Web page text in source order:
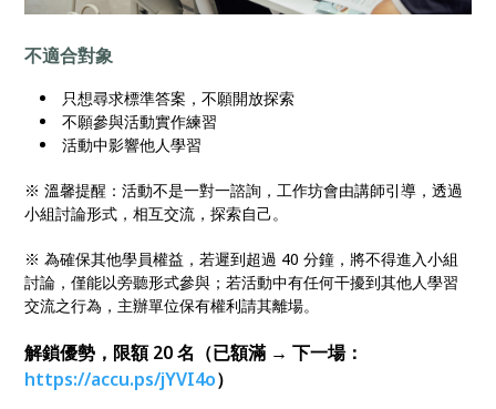
不適合對象
只想尋求標準答案，不願開放探索
不願參與活動實作練習
活動中影響他人學習
※ 溫馨提醒：活動不是一對一諮詢，工作坊會由講師引導，透過
小組討論形式，相互交流，探索自己。
※ 為確保其他學員權益，若遲到超過 40 分鐘，將不得進入小組
討論，僅能以旁聽形式參與；若活動中有任何干擾到其他人學習
交流之行為，主辦單位保有權利請其離場。
解鎖優勢，限額 20 名（已額滿 → 下一場：
https://accu.ps/jYVI4o）